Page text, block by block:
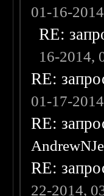
01-16-
RE:
16-2014,
RE:
01-17-
RE:
RE:
22-2014,